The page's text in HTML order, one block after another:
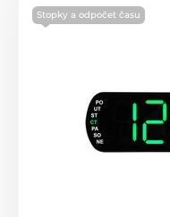
Stopky a odpočet času